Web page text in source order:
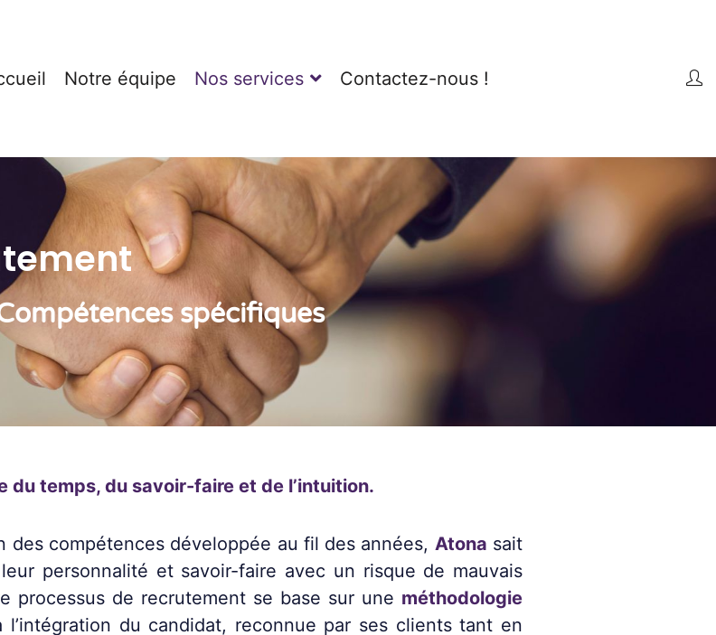
Notre équipe Nos services Contactez-nous !
spécifiques
temps, du savoir-faire et de l’intuition.
des compétences développée au fil des années, Atona sait
personnalité et savoir-faire avec un risque de mauvais
de recrutement se base sur une méthodologie
du candidat, reconnue par ses clients tant en